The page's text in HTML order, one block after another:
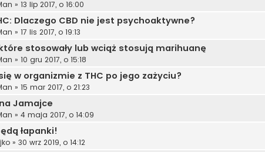
» 13 lip 2017, o 16:00
Dlaczego CBD nie jest psychoaktywne?
» 17 lis 2017, o 19:13
które stosowały lub wciąż stosują marihuanę
» 10 gru 2017, o 15:18
w organizmie z THC po jego zażyciu?
» 15 mar 2017, o 21:23
Jamajce
» 4 maja 2017, o 14:09
łapanki!
» 30 wrz 2019, o 14:12